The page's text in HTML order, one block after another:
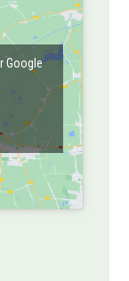
Google